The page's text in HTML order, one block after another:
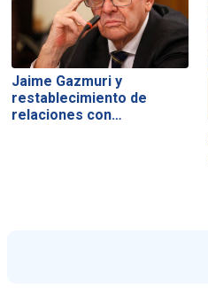
Jaime Gazmuri y
restablecimiento de
relaciones con…